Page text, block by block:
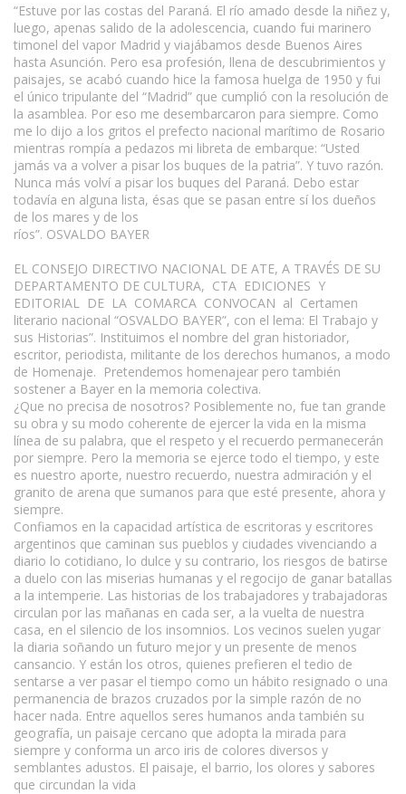
“Estuve por las costas del Paraná. El río amado desde la niñez y,
luego, apenas salido de la adolescencia, cuando fui marinero
timonel del vapor Madrid y viajábamos desde Buenos Aires
hasta Asunción. Pero esa profesión, llena de descubrimientos y
paisajes, se acabó cuando hice la famosa huelga de 1950 y fui
el único tripulante del “Madrid” que cumplió con la resolución de
la asamblea. Por eso me desembarcaron para siempre. Como
me lo dijo a los gritos el prefecto nacional marítimo de Rosario
mientras rompía a pedazos mi libreta de embarque: “Usted
jamás va a volver a pisar los buques de la patria”. Y tuvo razón.
Nunca más volví a pisar los buques del Paraná. Debo estar
todavía en alguna lista, ésas que se pasan entre sí los dueños
de los mares y de los
ríos”. OSVALDO BAYER
EL CONSEJO DIRECTIVO NACIONAL DE ATE, A TRAVÉS DE SU
DEPARTAMENTO DE CULTURA, CTA EDICIONES Y
EDITORIAL DE LA COMARCA CONVOCAN al Certamen
literario nacional “OSVALDO BAYER”, con el lema: El Trabajo y
sus Historias”. Instituimos el nombre del gran historiador,
escritor, periodista, militante de los derechos humanos, a modo
de Homenaje. Pretendemos homenajear pero también
sostener a Bayer en la memoria colectiva.
¿Que no precisa de nosotros? Posiblemente no, fue tan grande
su obra y su modo coherente de ejercer la vida en la misma
línea de su palabra, que el respeto y el recuerdo permanecerán
por siempre. Pero la memoria se ejerce todo el tiempo, y este
es nuestro aporte, nuestro recuerdo, nuestra admiración y el
granito de arena que sumanos para que esté presente, ahora y
siempre.
Confiamos en la capacidad artística de escritoras y escritores
argentinos que caminan sus pueblos y ciudades vivenciando a
diario lo cotidiano, lo dulce y su contrario, los riesgos de batirse
a duelo con las miserias humanas y el regocijo de ganar batallas
a la intemperie. Las historias de los trabajadores y trabajadoras
circulan por las mañanas en cada ser, a la vuelta de nuestra
casa, en el silencio de los insomnios. Los vecinos suelen yugar
la diaria soñando un futuro mejor y un presente de menos
cansancio. Y están los otros, quienes prefieren el tedio de
sentarse a ver pasar el tiempo como un hábito resignado o una
permanencia de brazos cruzados por la simple razón de no
hacer nada. Entre aquellos seres humanos anda también su
geografía, un paisaje cercano que adopta la mirada para
siempre y conforma un arco iris de colores diversos y
semblantes adustos. El paisaje, el barrio, los olores y sabores
que circundan la vida